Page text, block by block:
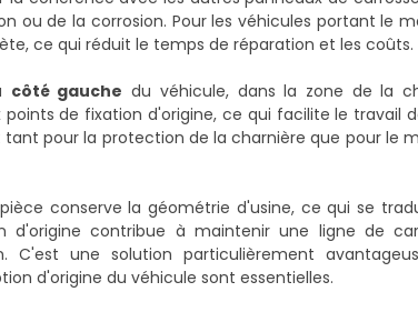
ou de la corrosion. Pour les véhicules portant le
ce qui réduit le temps de réparation et les coûts.
côté gauche du véhicule, dans la zone de la
de fixation d'origine, ce qui facilite le travail
pour la protection de la charnière que pour le
conserve la géométrie d'usine, ce qui se
d'origine contribue à maintenir une ligne de
une solution particulièrement
d'origine du véhicule sont essentielles.